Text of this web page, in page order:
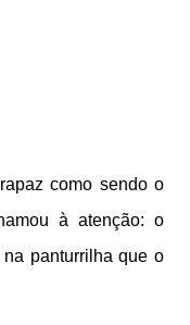
como sendo o
à atenção: o
na panturrilha que o